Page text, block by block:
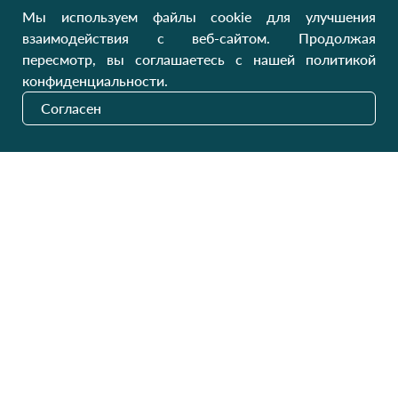
Україна, Луцьк, 43000
Наши обновления
Мы используем файлы cookie для улучшения
взаимодействия с веб-сайтом. Продолжая
пересмотр, вы соглашаетесь с нашей политикой
конфиденциальности.
Согласен